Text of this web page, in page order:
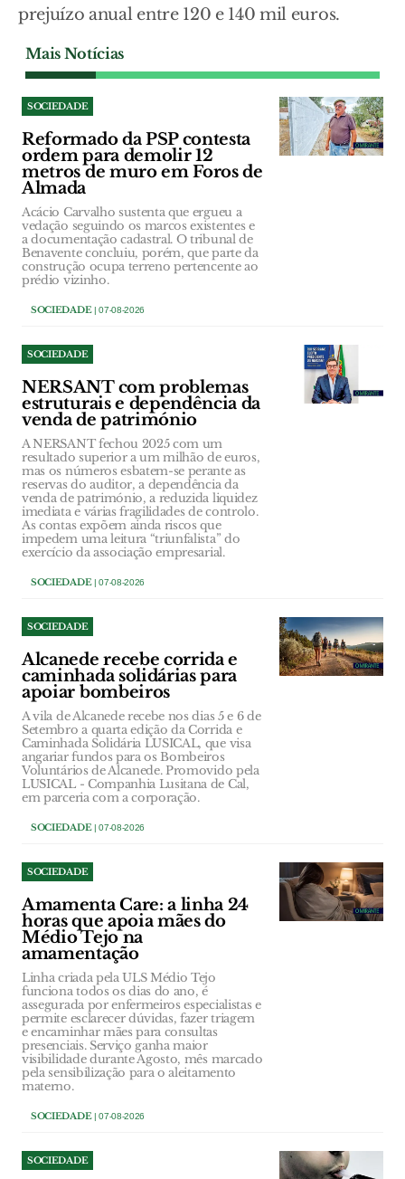
prejuízo anual entre 120 e 140 mil euros.
Mais Notícias
SOCIEDADE
Reformado da PSP contesta
ordem para demolir 12
metros de muro em Foros de
Almada
Acácio Carvalho sustenta que ergueu a
vedação seguindo os marcos existentes e
a documentação cadastral. O tribunal de
Benavente concluiu, porém, que parte da
construção ocupa terreno pertencente ao
prédio vizinho.
SOCIEDADE| 07-08-2026
SOCIEDADE
NERSANT com problemas
estruturais e dependência da
venda de património
A NERSANT fechou 2025 com um
resultado superior a um milhão de euros,
mas os números esbatem-se perante as
reservas do auditor, a dependência da
venda de património, a reduzida liquidez
imediata e várias fragilidades de controlo.
As contas expõem ainda riscos que
impedem uma leitura “triunfalista” do
exercício da associação empresarial.
SOCIEDADE| 07-08-2026
SOCIEDADE
Alcanede recebe corrida e
caminhada solidárias para
apoiar bombeiros
A vila de Alcanede recebe nos dias 5 e 6 de
Setembro a quarta edição da Corrida e
Caminhada Solidária LUSICAL, que visa
angariar fundos para os Bombeiros
Voluntários de Alcanede. Promovido pela
LUSICAL - Companhia Lusitana de Cal,
em parceria com a corporação.
SOCIEDADE| 07-08-2026
SOCIEDADE
Amamenta Care: a linha 24
horas que apoia mães do
Médio Tejo na
amamentação
Linha criada pela ULS Médio Tejo
funciona todos os dias do ano, é
assegurada por enfermeiros especialistas e
permite esclarecer dúvidas, fazer triagem
e encaminhar mães para consultas
presenciais. Serviço ganha maior
visibilidade durante Agosto, mês marcado
pela sensibilização para o aleitamento
materno.
SOCIEDADE| 07-08-2026
SOCIEDADE